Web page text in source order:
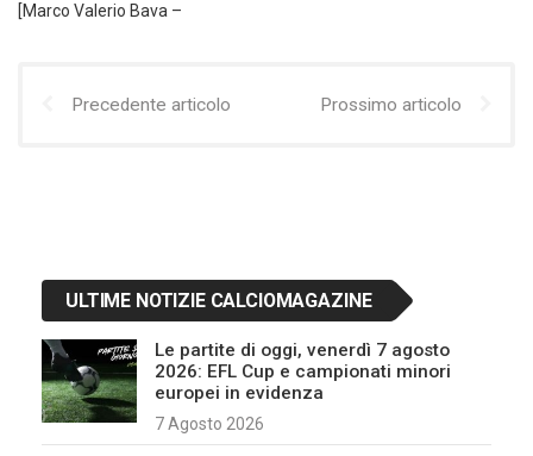
[Marco Valerio Bava –
Precedente articolo Prossimo articolo
ULTIME NOTIZIE CALCIOMAGAZINE
Le partite di oggi, venerdì 7 agosto
2026: EFL Cup e campionati minori
europei in evidenza
7 Agosto 2026